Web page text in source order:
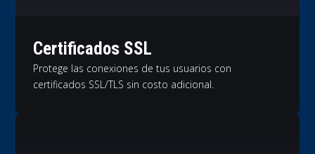
Certificados SSL
Protege las conexiones de tus usuarios con
certificados SSL/TLS sin costo adicional.